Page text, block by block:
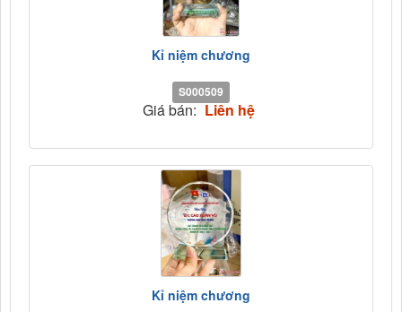
Kỉ niệm chương
S000509
Giá bán: Liên hệ
Kỉ niệm chương